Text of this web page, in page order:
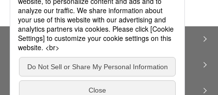
個人情報保護方針（プライバシーポリシー）
サイトのご利用にあたって